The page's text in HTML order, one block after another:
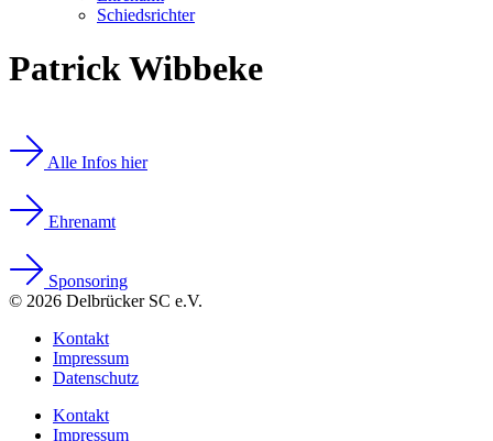
Schiedsrichter
Patrick Wibbeke
Alle Infos hier
Ehrenamt
Sponsoring
© 2026 Delbrücker SC e.V.
Kontakt
Impressum
Datenschutz
Kontakt
Impressum